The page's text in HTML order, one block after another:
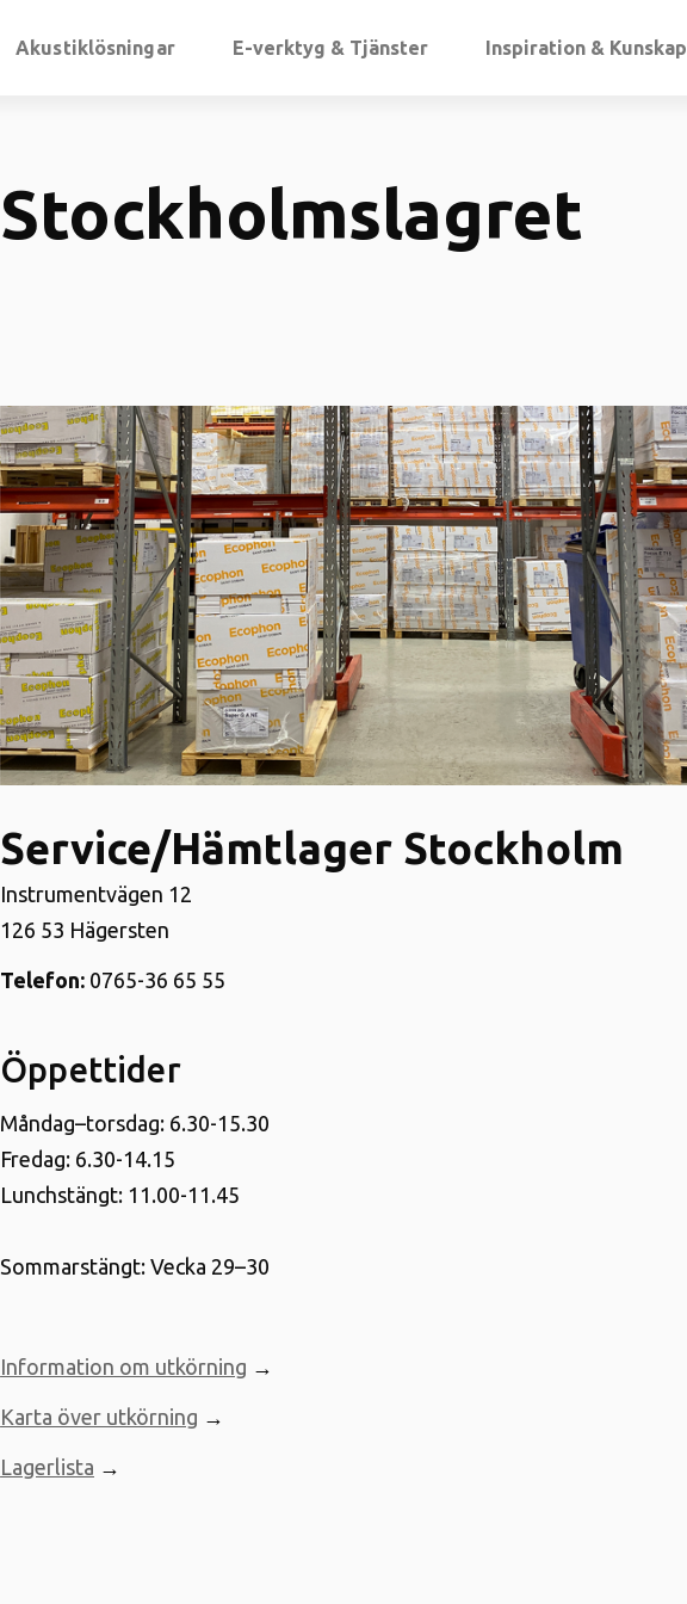
Akustiklösningar E-verktyg & Tjänster Inspiration & Kunskap
Stockholmslagret
Service/Hämtlager Stockholm
Instrumentvägen 12
126 53 Hägersten
Telefon: 0765-36 65 55
Öppettider
Måndag–torsdag: 6.30-15.30
Fredag: 6.30-14.15
Lunchstängt: 11.00-11.45
Sommarstängt: Vecka 29–30
Information om utkörning →
Karta över utkörning →
Lagerlista →